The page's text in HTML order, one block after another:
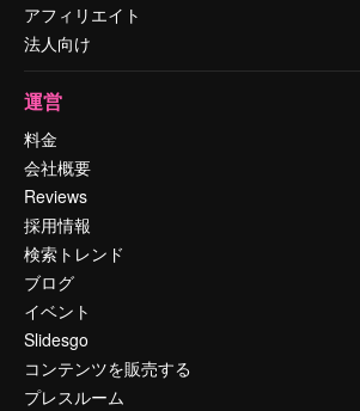
アフィリエイト
法人向け
運営
料金
会社概要
Reviews
採用情報
検索トレンド
ブログ
イベント
Slidesgo
コンテンツを販売する
プレスルーム